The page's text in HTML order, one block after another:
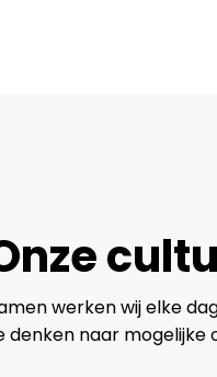
werken wij elke
denken naar mogelijke